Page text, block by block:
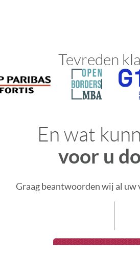
Tevreden
En wat
voor u
Graag beantwoorden wij al uw